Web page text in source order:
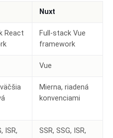
Nuxt
React
Full-stack Vue
framework
Vue
Mierna, riadená
konvenciami
ISR,
SSR, SSG, ISR,